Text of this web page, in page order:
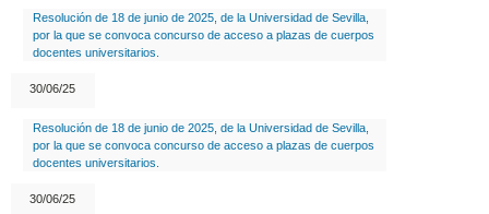
Resolución de 18 de junio de 2025, de la Universidad de Sevilla,
por la que se convoca concurso de acceso a plazas de cuerpos
docentes universitarios.
30/06/25
Resolución de 18 de junio de 2025, de la Universidad de Sevilla,
por la que se convoca concurso de acceso a plazas de cuerpos
docentes universitarios.
30/06/25